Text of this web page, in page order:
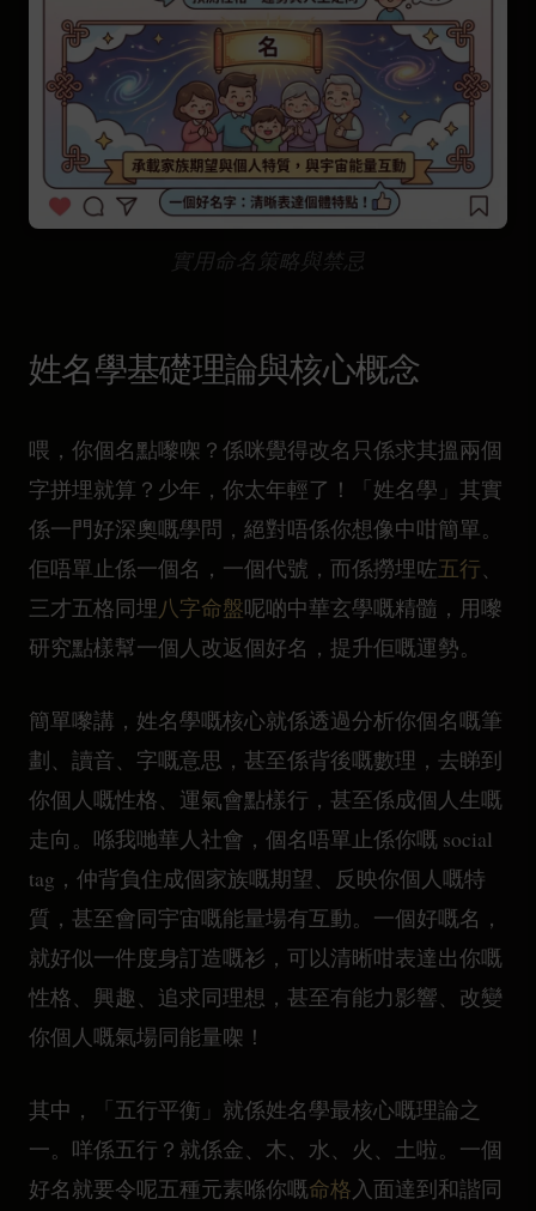
實用命名策略與禁忌
姓名學基礎理論與核心概念
喂，你個名點嚟㗎？係咪覺得改名只係求其搵兩個
字拼埋就算？少年，你太年輕了！「姓名學」其實
係一門好深奧嘅學問，絕對唔係你想像中咁簡單。
佢唔單止係一個名，一個代號，而係撈埋咗五行
三才五格同埋八字命盤呢啲中華玄學嘅精髓，用嚟
研究點樣幫一個人改返個好名，提升佢嘅運勢。
簡單嚟講，姓名學嘅核心就係透過分析你個名嘅筆
劃、讀音、字嘅意思，甚至係背後嘅數理，去睇到
你個人嘅性格、運氣會點樣行，甚至係成個人生嘅
走向。喺我哋華人社會，個名唔單止係你嘅 social
tag，仲背負住成個家族嘅期望、反映你個人嘅特
質，甚至會同宇宙嘅能量場有互動。一個好嘅名，
就好似一件度身訂造嘅衫，可以清晰咁表達出你嘅
性格、興趣、追求同理想，甚至有能力影響、改變
你個人嘅氣場同能量㗎！
其中，「五行平衡」就係姓名學最核心嘅理論之
一。咩係五行？就係金、木、水、火、土啦。一個
好名就要令呢五種元素喺你嘅命格 入面達到和諧同